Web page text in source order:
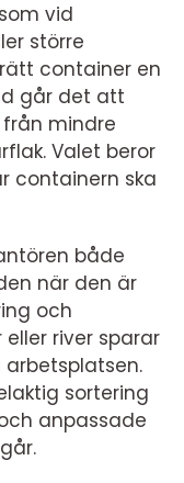
vid
större
container en
går det att
mindre
Valet beror
containern ska
både
när den är
och
river sparar
sortering
anpassade